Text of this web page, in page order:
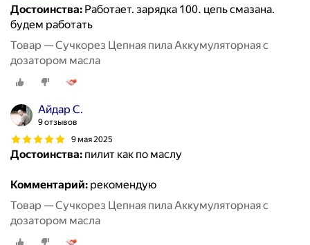
Достоинства: Работает. зарядка 100. цепь смазана.
будем работать
Товар — Cучкорез Цепная пила Аккумуляторная с
дозатором масла
Айдар С.
9 отзывов
9 мая 2025
Достоинства: пилит как по маслу
Комментарий: рекомендую
Товар — Cучкорез Цепная пила Аккумуляторная с
дозатором масла